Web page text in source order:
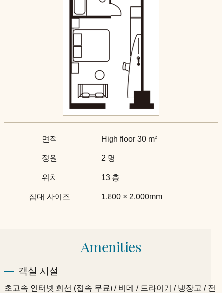
면적 High floor 30 m2
정원 2 명
위치 13 층
침대 사이즈 1,800 × 2,000mm
Amenities
객실 시설
초고속 인터넷 회선 (접속 무료) / 비데 / 드라이기 / 냉장고 / 전